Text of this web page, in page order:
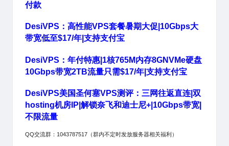
付款
DesiVPS：高性能VPS套餐暑期大促|10Gbps大
带宽低至$17/年|支持支付宝
DesiVPS：年付特惠|1核765M内存8GNVMe硬盘
10Gbps带宽2TB流量只需$17/年|支持支付宝
DesiVPS美国圣何塞VPS测评：三网往返直连|双
hosting机房IP|解锁奈飞和迪士尼+|10Gbps带宽|
不限流量
QQ交流群：1043787517（群内不定时发放服务器相关福利）